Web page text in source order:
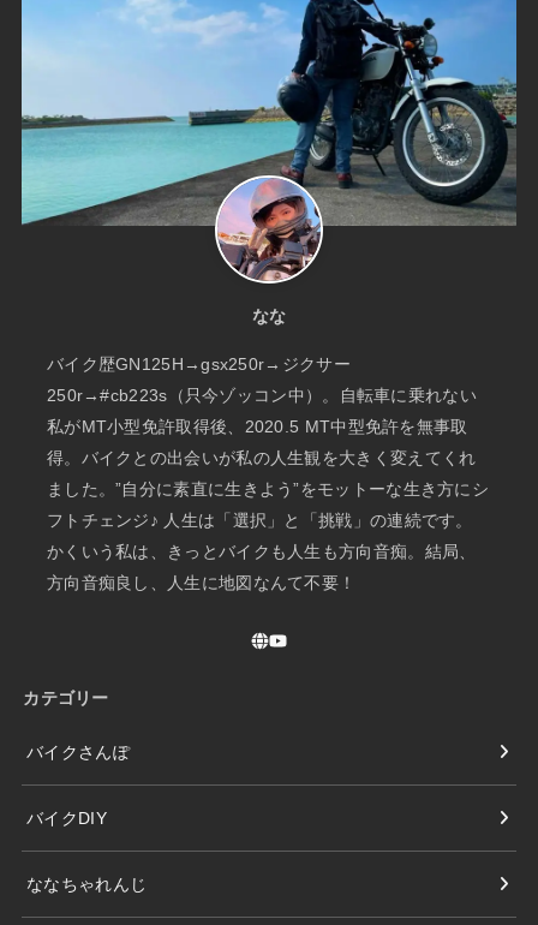
なな
バイク歴GN125H→gsx250r→ジクサー
250r→#cb223s（只今ゾッコン中）。自転車に乗れない
私がMT小型免許取得後、2020.5 MT中型免許を無事取
得。バイクとの出会いが私の人生観を大きく変えてくれ
ました。”自分に素直に生きよう”をモットーな生き方にシ
フトチェンジ♪ 人生は「選択」と「挑戦」の連続です。
かくいう私は、きっとバイクも人生も方向音痴。結局、
方向音痴良し、人生に地図なんて不要！
カテゴリー
バイクさんぽ
バイクDIY
ななちゃれんじ